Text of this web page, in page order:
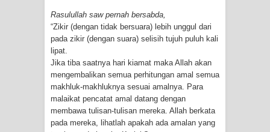
Rasulullah saw pernah bersabda,
“Zikir (dengan tidak bersuara) lebih unggul dari
pada zikir (dengan suara) selisih tujuh puluh kali
lipat.
Jika tiba saatnya hari kiamat maka Allah akan
mengembalikan semua perhitungan amal semua
makhluk-makhluknya sesuai amalnya. Para
malaikat pencatat amal datang dengan
membawa tulisan-tulisan mereka. Allah berkata
pada mereka, lihatlah apakah ada amalan yang